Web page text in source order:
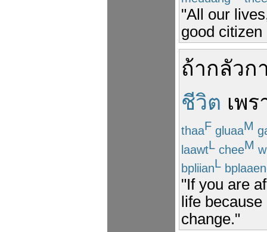
"All our
good
ถ้ากลัวก
ชีวิต เพร
thaaF gluaaM
laawtL cheeM
bpliianL
"If you are
life
change."